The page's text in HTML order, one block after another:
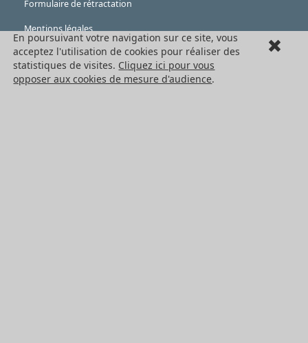
Formulaire de rétractation
Mentions légales
Cookies
LES PRODUITS
En poursuivant votre navigation sur ce site, vous
acceptez l'utilisation de cookies pour réaliser des
statistiques de visites. Cliquez ici pour vous
opposer aux cookies de mesure d'audience.